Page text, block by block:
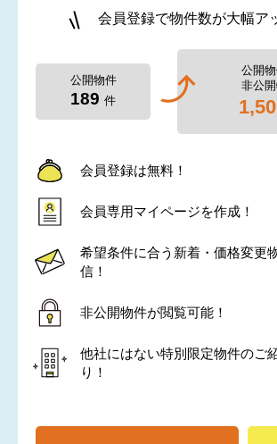
会員登録で物件数が大幅ア
公開物件
189 件
公開物
非公
会員登録は無料！
会員専用マイページを作成！
希望条件に合う新着・価格変更
信！
非公開物件が閲覧可能！
他社にはない特別限定物件のご
り！